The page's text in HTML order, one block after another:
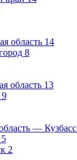
область 14
8
область 13
9
— Кузбасс
5
2